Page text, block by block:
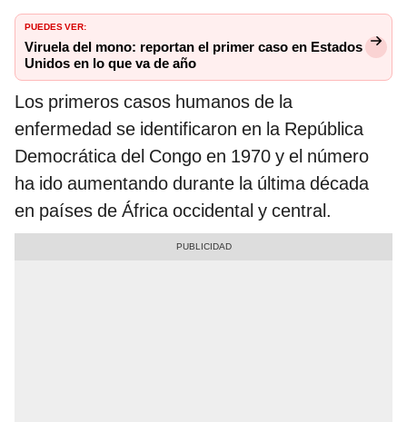
PUEDES VER:
Viruela del mono: reportan el primer caso en Estados
Unidos en lo que va de año
Los primeros casos humanos de la
enfermedad se identificaron en la República
Democrática del Congo en 1970 y el número
ha ido aumentando durante la última década
en países de África occidental y central.